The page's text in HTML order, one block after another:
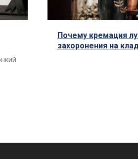
Почему кремация
захоронения на